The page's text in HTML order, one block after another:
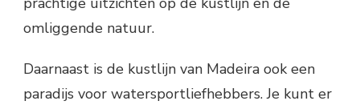
omliggende natuur.
Daarnaast is de kustlijn van Madeira ook een
paradijs voor watersportliefhebbers. Je kunt er